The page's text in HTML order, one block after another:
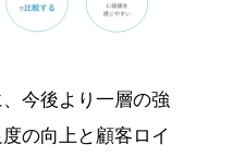
今後より一層の強
の向上と顧客ロイ